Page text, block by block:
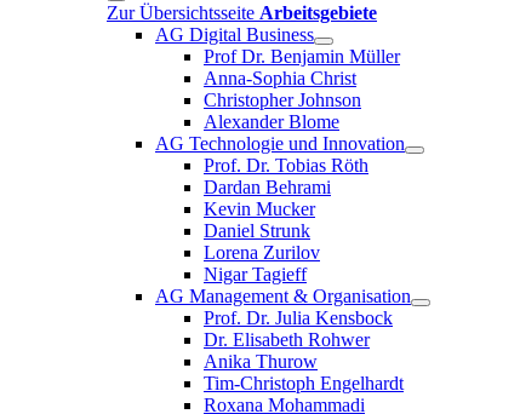
Zur Übersichtsseite Arbeitsgebiete
AG Digital Business
Prof Dr. Benjamin Müller
Anna-Sophia Christ
Christopher Johnson
Alexander Blome
AG Technologie und Innovation
Prof. Dr. Tobias Röth
Dardan Behrami
Kevin Mucker
Daniel Strunk
Lorena Zurilov
Nigar Tagieff
AG Management & Organisation
Prof. Dr. Julia Kensbock
Dr. Elisabeth Rohwer
Anika Thurow
Tim-Christoph Engelhardt
Roxana Mohammadi